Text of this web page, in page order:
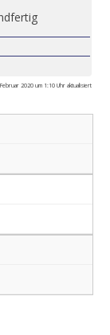
2020 um 1:10 Uhr aktualisiert